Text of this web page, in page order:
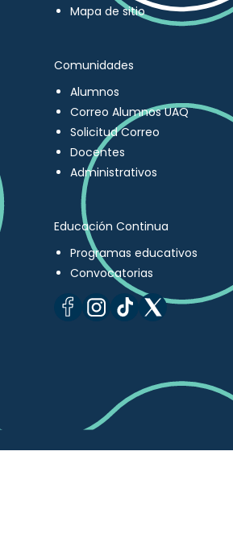
Mapa de sitio
Comunidades
Alumnos
Correo Alumnos UAQ
Solicitud Correo
Docentes
Administrativos
Educación Continua
Programas educativos
Convocatorias